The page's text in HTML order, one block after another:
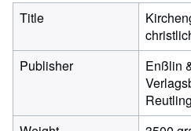
Title
Publisher
Enßlin